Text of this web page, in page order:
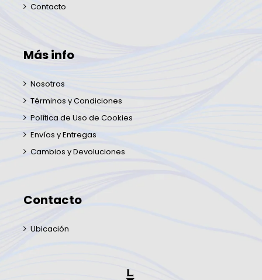
Contacto
Más info
Nosotros
Términos y Condiciones
Política de Uso de Cookies
Envíos y Entregas
Cambios y Devoluciones
Contacto
Ubicación